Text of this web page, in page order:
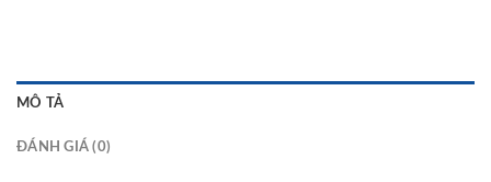
MÔ TẢ
ĐÁNH GIÁ (0)